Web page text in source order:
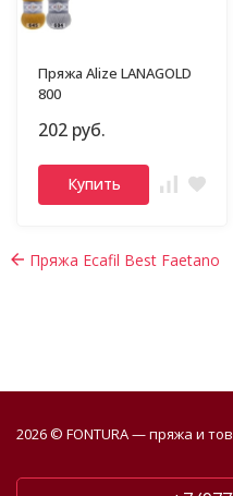
Пряжа Alize LANAGOLD
800
202 руб.
Купить
Пряжа Ecafil Best Faetano
2026 © FONTURA — пряжа и